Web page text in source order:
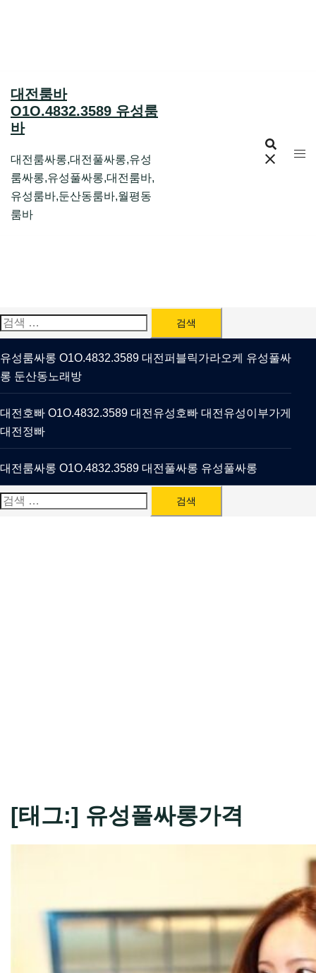
대전룸바
O1O.4832.3589 유성룸
바
대전룸싸롱,대전풀싸롱,유성
룸싸롱,유성풀싸롱,대전룸바,
유성룸바,둔산동룸바,월평동
룸바
검
색:
유성룸싸롱 O1O.4832.3589 대전퍼블릭가라오케 유성풀싸
롱 둔산동노래방
대전호빠 O1O.4832.3589 대전유성호빠 대전유성이부가게
대전정빠
대전룸싸롱 O1O.4832.3589 대전풀싸롱 유성풀싸롱
검
[태그:] 유성풀싸롱가격